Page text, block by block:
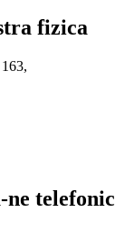
fizica
ne telefonic